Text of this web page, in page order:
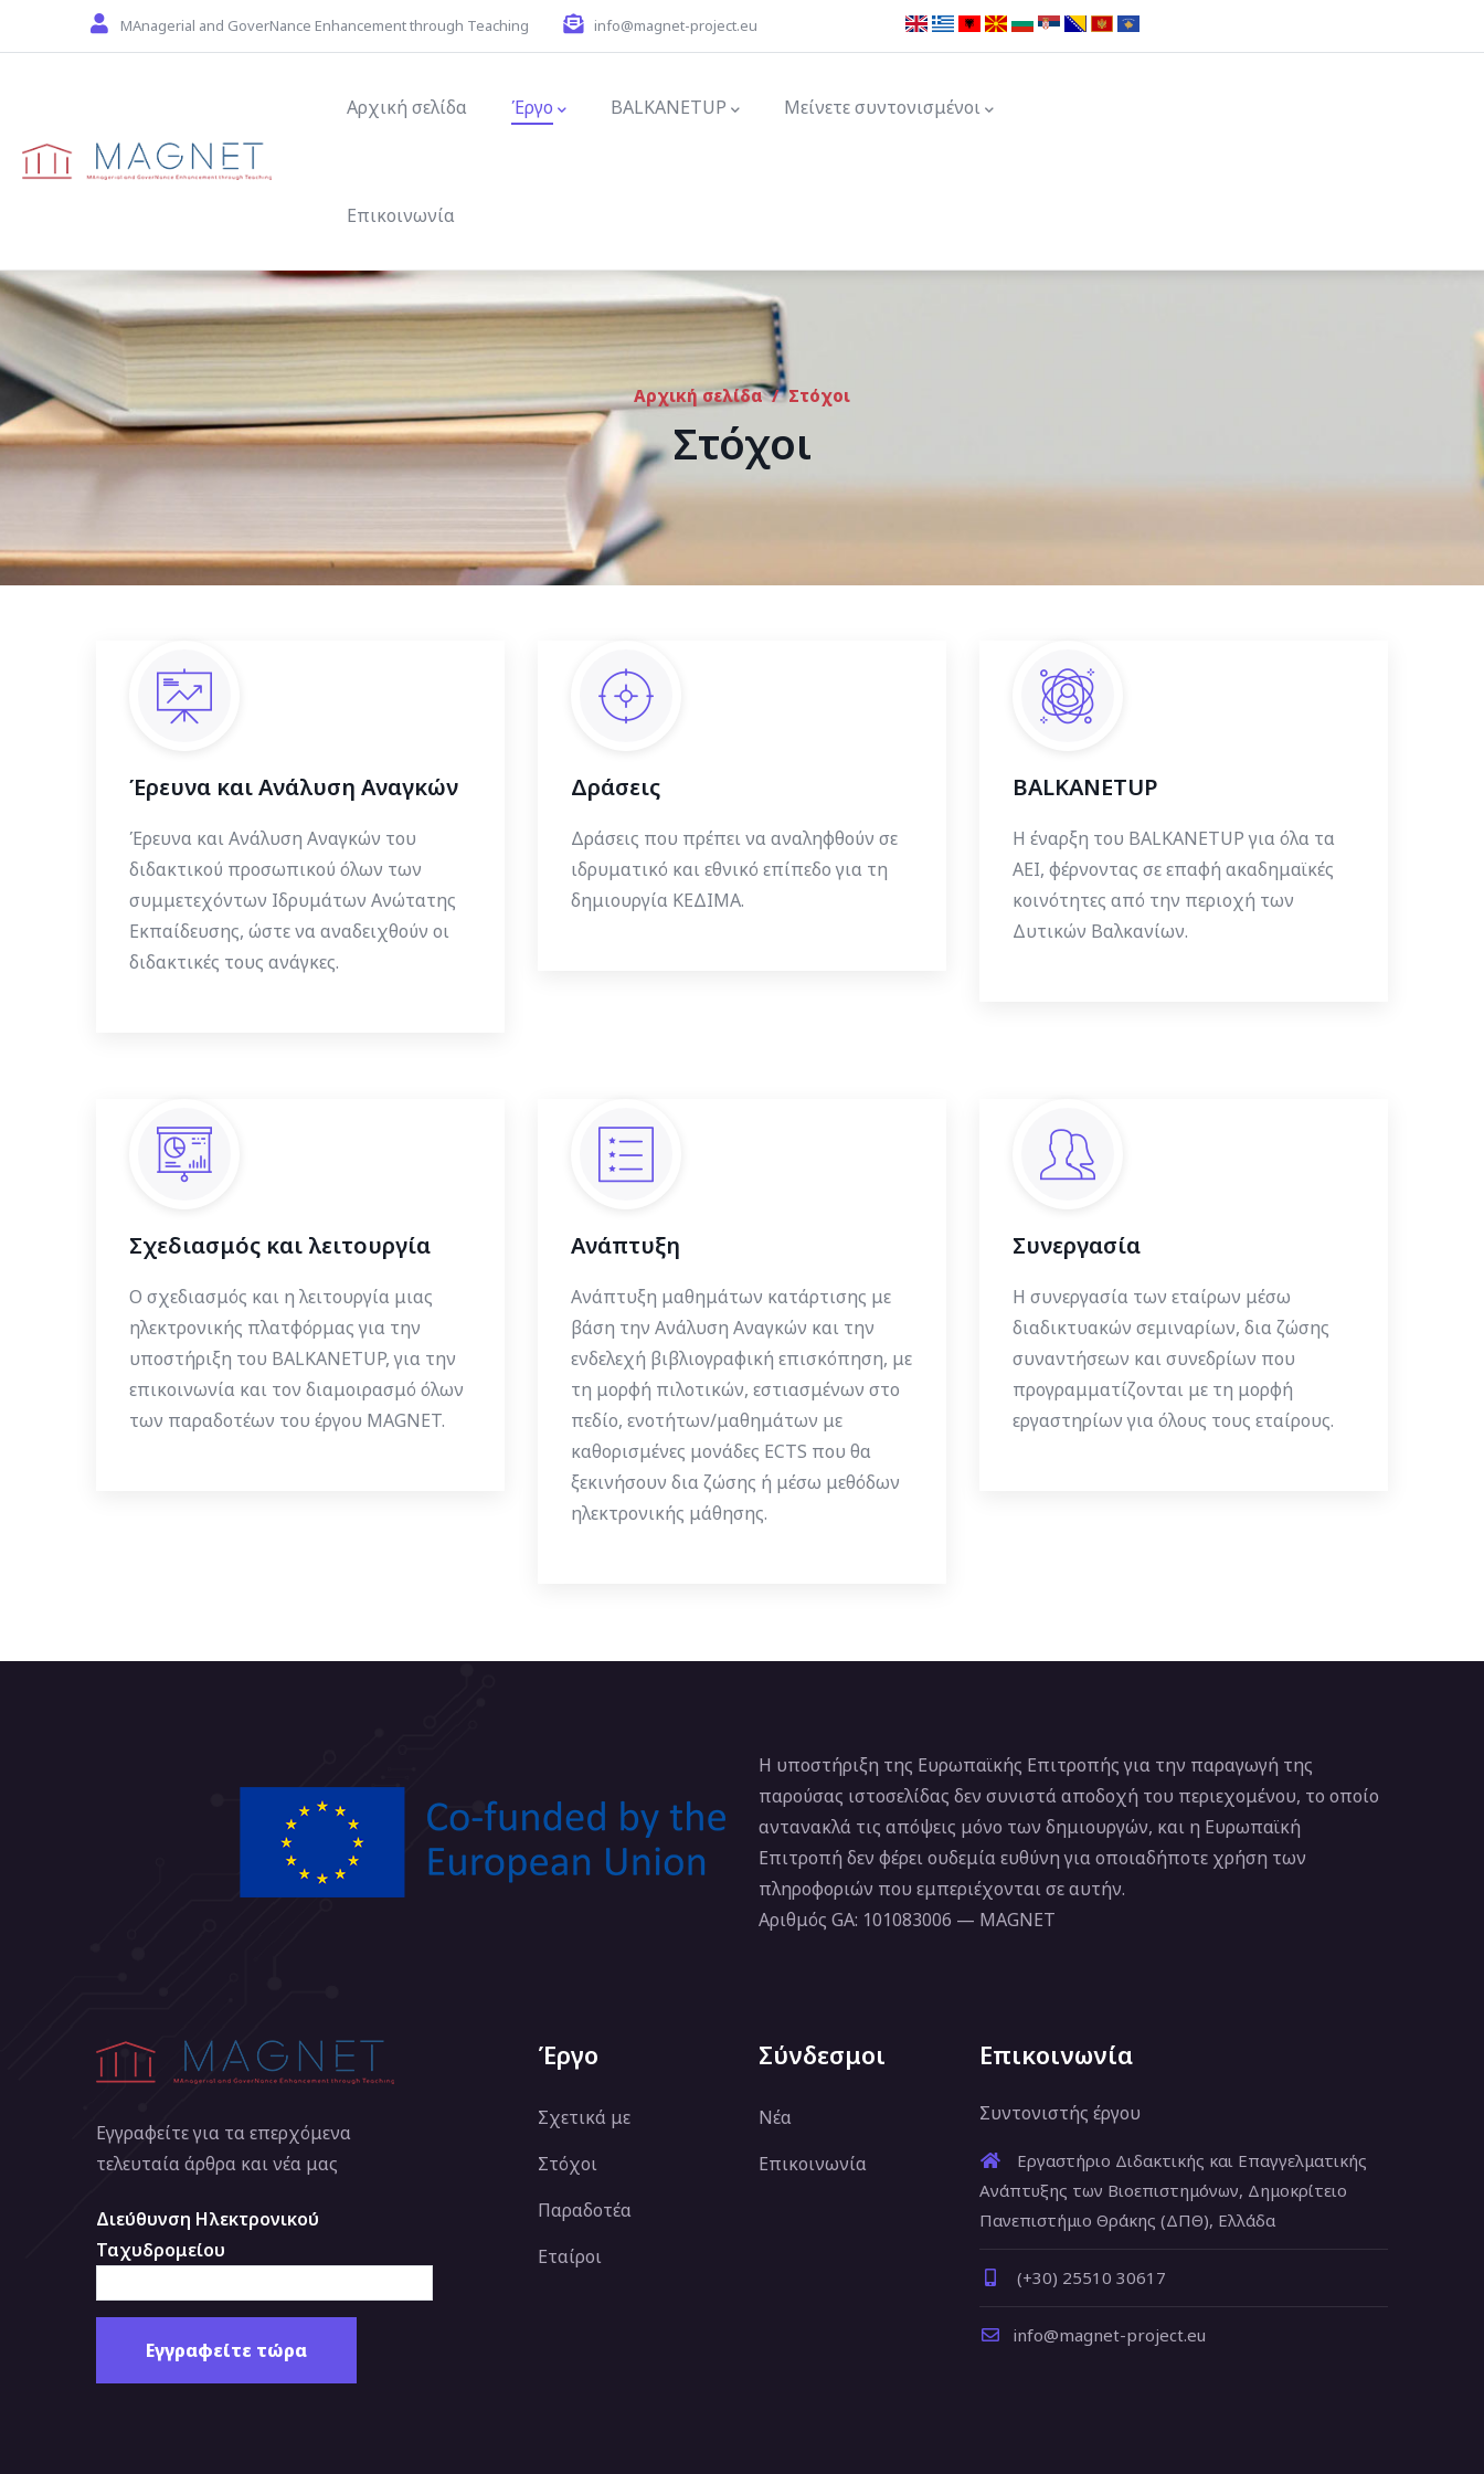
Skip to main contentMAnagerial and GoverNance Enhancement through Teaching info@magnet-project.eu
Αρχική σελίδα Έργο BALKANETUP Μείνετε συντονισμένοι
Επικοινωνία
Αρχική σελίδα / Στόχοι
Στόχοι
Έρευνα και Ανάλυση Αναγκών
Έρευνα και Ανάλυση Αναγκών του
διδακτικού προσωπικού όλων των
συμμετεχόντων Ιδρυμάτων Ανώτατης
Εκπαίδευσης, ώστε να αναδειχθούν οι
διδακτικές τους ανάγκες.
Δράσεις
Δράσεις που πρέπει να αναληφθούν σε
ιδρυματικό και εθνικό επίπεδο για τη
δημιουργία ΚΕΔΙΜΑ.
BALKANETUP
Η έναρξη του BALKANETUP για όλα τα
ΑΕΙ, φέρνοντας σε επαφή ακαδημαϊκές
κοινότητες από την περιοχή των
Δυτικών Βαλκανίων.
Σχεδιασμός και λειτουργία
Ο σχεδιασμός και η λειτουργία μιας
ηλεκτρονικής πλατφόρμας για την
υποστήριξη του BALKANETUP, για την
επικοινωνία και τον διαμοιρασμό όλων
των παραδοτέων του έργου MAGNET.
Ανάπτυξη
Ανάπτυξη μαθημάτων κατάρτισης με
βάση την Ανάλυση Αναγκών και την
ενδελεχή βιβλιογραφική επισκόπηση, με
τη μορφή πιλοτικών, εστιασμένων στο
πεδίο, ενοτήτων/μαθημάτων με
καθορισμένες μονάδες ECTS που θα
ξεκινήσουν δια ζώσης ή μέσω μεθόδων
ηλεκτρονικής μάθησης.
Συνεργασία
Η συνεργασία των εταίρων μέσω
διαδικτυακών σεμιναρίων, δια ζώσης
συναντήσεων και συνεδρίων που
προγραμματίζονται με τη μορφή
εργαστηρίων για όλους τους εταίρους.
Η υποστήριξη της Ευρωπαϊκής Επιτροπής για την παραγωγή της
παρούσας ιστοσελίδας δεν συνιστά αποδοχή του περιεχομένου, το οποίο
αντανακλά τις απόψεις μόνο των δημιουργών, και η Ευρωπαϊκή
Επιτροπή δεν φέρει ουδεμία ευθύνη για οποιαδήποτε χρήση των
πληροφοριών που εμπεριέχονται σε αυτήν.
Αριθμός GA: 101083006 — MAGNET
Εγγραφείτε για τα επερχόμενα
τελευταία άρθρα και νέα μας
Διεύθυνση Ηλεκτρονικού
Ταχυδρομείου
Έργο
Σχετικά με
Στόχοι
Παραδοτέα
Εταίροι
Σύνδεσμοι
Νέα
Επικοινωνία
Επικοινωνία
Συντονιστής έργου
Εργαστήριο Διδακτικής και Επαγγελματικής
Ανάπτυξης των Βιοεπιστημόνων, Δημοκρίτειο
Πανεπιστήμιο Θράκης (ΔΠΘ), Ελλάδα
(+30) 25510 30617
info@magnet-project.eu